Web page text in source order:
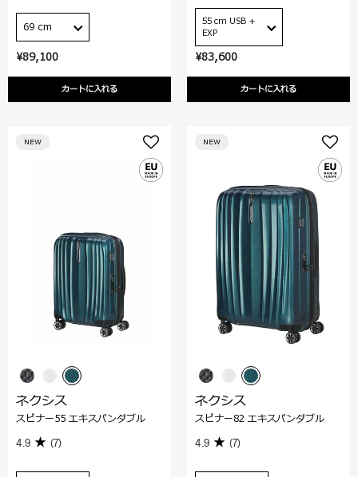
¥89,100
カートに入れる
69 cm
¥83,600
カートに入れる
55 cm USB +
EXP
NEW
ネクシス
スピナー55 エキスパンダブル
4.9 (7)
NEW
ネクシス
スピナー82 エキスパンダブル
4.9 (7)